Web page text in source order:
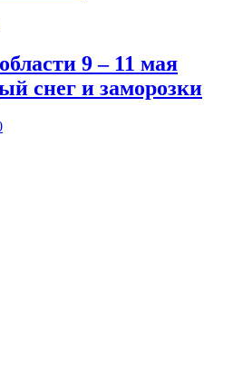
9 – 11 мая
снег и заморозки